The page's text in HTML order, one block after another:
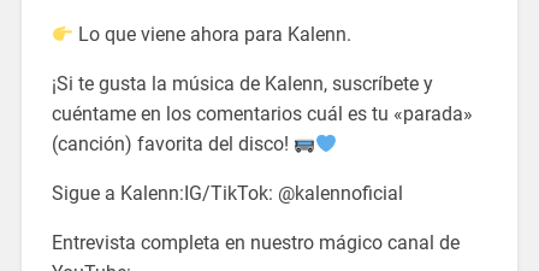
Lo que viene ahora para Kalenn.
¡Si te gusta la música de Kalenn, suscríbete y
cuéntame en los comentarios cuál es tu «parada»
(canción) favorita del disco!
Sigue a Kalenn:IG/TikTok: @kalennoficial
Entrevista completa en nuestro mágico canal de